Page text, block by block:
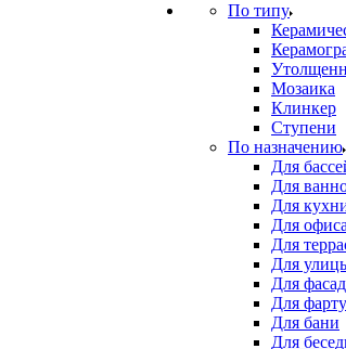
По типу
Мозаика
Клинкер
Ступени
По назначению
Для
Для
Для
Для офиса
Для
Для
Для
Для
Для бани
Для